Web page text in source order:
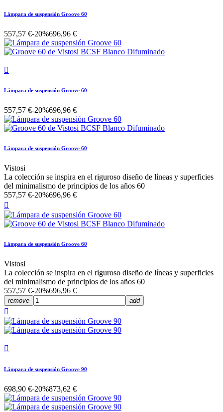
Lámpara de suspensión Groove 60
557,57 €-20%696,96 €

Lámpara de suspensión Groove 60
557,57 €-20%696,96 €
Lámpara de suspensión Groove 60
Vistosi
La colección se inspira en el riguroso diseño de líneas y superficies
del minimalismo de principios de los años 60
557,57 €-20%696,96 €

Lámpara de suspensión Groove 60
Vistosi
La colección se inspira en el riguroso diseño de líneas y superficies
del minimalismo de principios de los años 60
557,57 €-20%696,96 €
remove add


Lámpara de suspensión Groove 90
698,90 €-20%873,62 €